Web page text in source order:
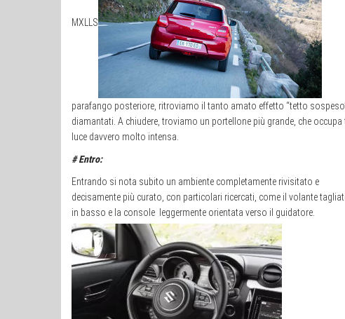
MXLLS
parafango posteriore, ritroviamo il tanto amato effetto “tetto
diamantati. A chiudere, troviamo un portellone più grande, che
luce davvero molto intensa.
# Entro:
Entrando si nota subito un ambiente completamente rivisitato e
decisamente più curato, con particolari ricercati, come il volante
in basso e la console leggermente orientata verso il guidatore.